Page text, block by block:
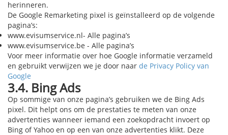
herinneren.
De Google Remarketing pixel is geïnstalleerd op de volgende
pagina’s:
www.evisumservice.nl- Alle pagina’s
www.evisumservice.be - Alle pagina’s
Voor meer informatie over hoe Google informatie verzameld
en gebruikt verwijzen we je door naar de Privacy Policy van
Google
3.4. Bing Ads
Op sommige van onze pagina’s gebruiken we de Bing Ads
pixel. Dit helpt ons om de prestaties te meten van onze
advertenties wanneer iemand een zoekopdracht invoert op
Bing of Yahoo en op een van onze advertenties klikt. Deze